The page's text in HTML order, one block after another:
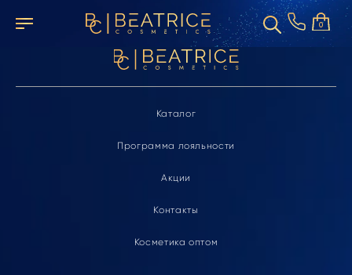
0
Элемент не найден
Каталог
Программа лояльности
Акции
Контакты
Косметика оптом